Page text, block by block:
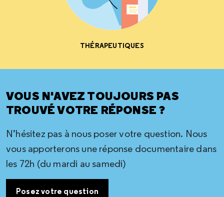
THÉRAPEUTIQUES
VOUS N'AVEZ TOUJOURS PAS
TROUVÉ VOTRE RÉPONSE ?
N’hésitez pas à nous poser votre question. Nous
vous apporterons une réponse documentaire dans
les 72h (du mardi au samedi)
Posez votre question